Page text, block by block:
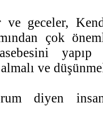
ve geceler,
çok
yapıp
ve
diyen